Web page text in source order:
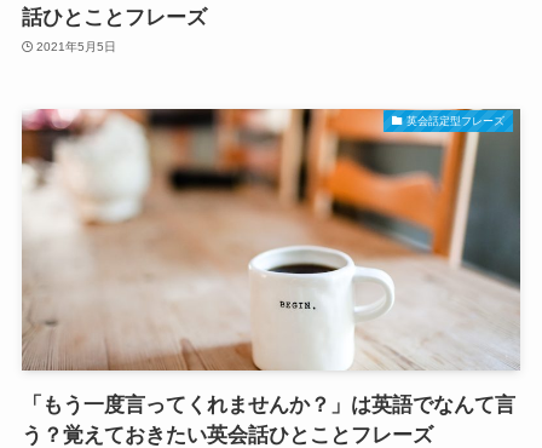
話ひとことフレーズ
2021年5月5日
英会話定型フレーズ
「もう一度言ってくれませんか？」は英語でなんて言
う？覚えておきたい英会話ひとことフレーズ